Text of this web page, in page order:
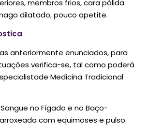
membros frios, cara pálida
dilatado, pouco apetite.
anteriormente enunciados, para
verifica-se, tal como poderá
Medicina Tradicional
no Fígado e no Baço-
com equimoses e pulso